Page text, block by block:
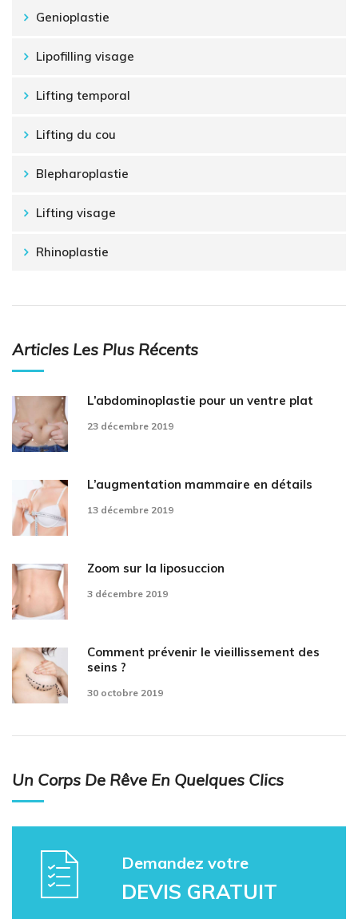
Genioplastie
Lipofilling visage
Lifting temporal
Lifting du cou
Blepharoplastie
Lifting visage
Rhinoplastie
Articles Les Plus Récents
L’abdominoplastie pour un ventre plat
23 décembre 2019
L’augmentation mammaire en détails
13 décembre 2019
Zoom sur la liposuccion
3 décembre 2019
Comment prévenir le vieillissement des
seins ?
30 octobre 2019
Un Corps De Rêve En Quelques Clics
Demandez votre
DEVIS GRATUIT